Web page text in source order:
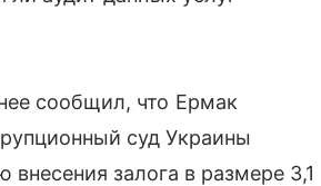
сообщил, что Ермак
суд Украины
залога в размере 3,1